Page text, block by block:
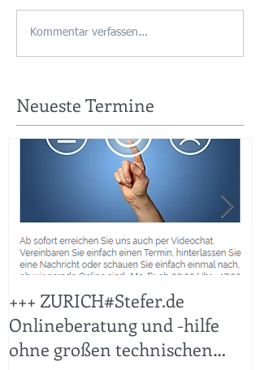
Kommentar verfassen...
Neueste Termine
+++ ZURICH#Stefer.de
Onlineberatung und -hilfe
ohne großen technischen